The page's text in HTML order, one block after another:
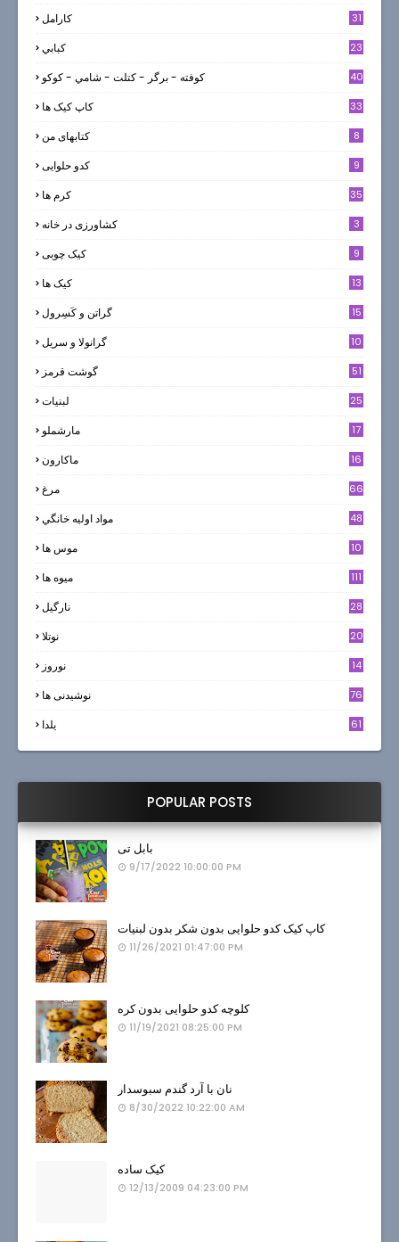
كارامل 31
كبابي 23
كوفته - برگر - كتلت - شامي - كوكو 40
کاپ کیک ها 33
کتابهای من 8
کدو حلوایی 9
کرم ها 35
کشاورزی در خانه 3
کیک چوبی 9
کیک ها
13
گراتن و كَسِرول 15
گرانولا و سريل 10
گوشت قرمز 51
لبنيات 25
مارشملو 17
ماکارون 16
مرغ 66
مواد اوليه خانگي 48
موس ها 10
میوه ها 111
نارگيل 28
نوتلا 20
نوروز
14
نوشیدنی ها 76
یلدا 61
POPULAR POSTS
بابل تی
9/17/2022 10:00:00 PM
کاپ کیک کدو حلوایی بدون شکر بدون لبنیات
11/26/2021 01:47:00 PM
کلوچه کدو حلوایی بدون کره
11/19/2021 08:25:00 PM
نان با آرد گندم سبوسدار
8/30/2022 10:22:00 AM
کیک ساده
12/13/2009 04:23:00 PM